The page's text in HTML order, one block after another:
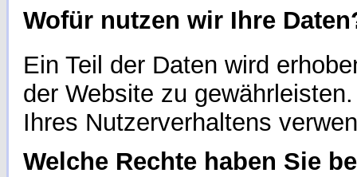
Wofür nutzen wir Ihre
Ein Teil der Daten wird
der Website zu
Ihres Nutzerverhaltens
Welche Rechte haben Sie